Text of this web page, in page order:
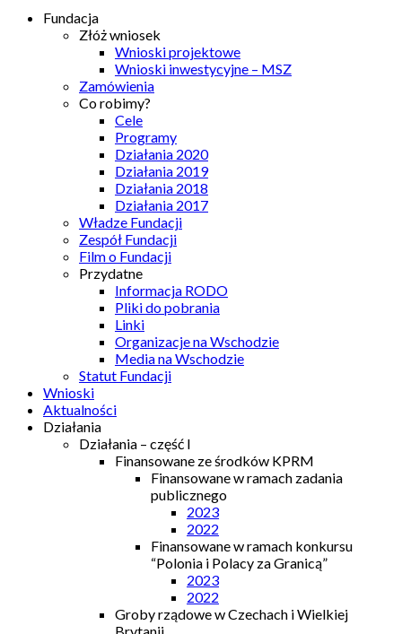
Fundacja
Złóż wniosek
Wnioski projektowe
Wnioski inwestycyjne – MSZ
Zamówienia
Co robimy?
Cele
Programy
Działania 2020
Działania 2019
Działania 2018
Działania 2017
Władze Fundacji
Zespół Fundacji
Film o Fundacji
Przydatne
Informacja RODO
Pliki do pobrania
Linki
Organizacje na Wschodzie
Media na Wschodzie
Statut Fundacji
Wnioski
Aktualności
Działania
Działania – część I
Finansowane ze środków KPRM
Finansowane w ramach zadania
publicznego
2023
2022
Finansowane w ramach konkursu
“Polonia i Polacy za Granicą”
2023
2022
Groby rządowe w Czechach i Wielkiej